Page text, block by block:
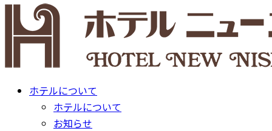
ホテルについて
ホテルについて
お知らせ